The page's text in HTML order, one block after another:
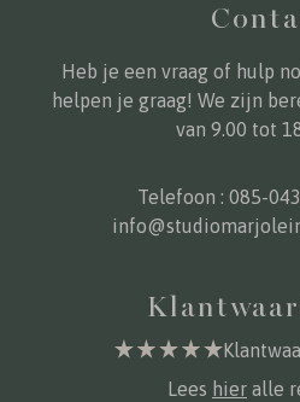
Heb je een vraag of hulp
helpen je graag! We zijn
van 9.00 tot
Telefoon : 085-
Lees hier alle